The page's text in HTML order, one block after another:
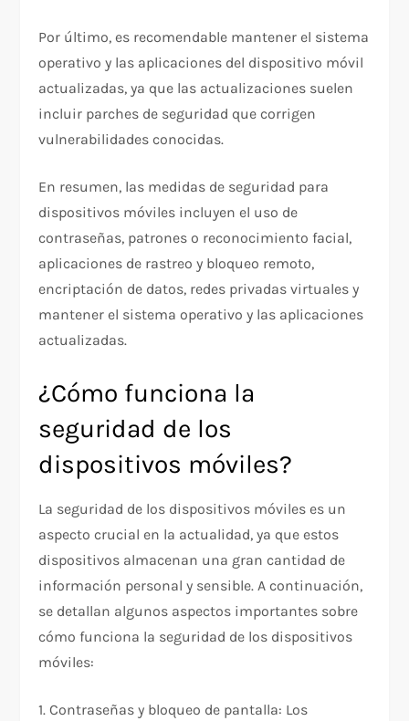
Por último, es recomendable mantener el sistema
operativo y las aplicaciones del dispositivo móvil
actualizadas, ya que las actualizaciones suelen
incluir parches de seguridad que corrigen
vulnerabilidades conocidas.
En resumen, las medidas de seguridad para
dispositivos móviles incluyen el uso de
contraseñas, patrones o reconocimiento facial,
aplicaciones de rastreo y bloqueo remoto,
encriptación de datos, redes privadas virtuales y
mantener el sistema operativo y las aplicaciones
actualizadas.
¿Cómo funciona la
seguridad de los
dispositivos móviles?
La seguridad de los dispositivos móviles es un
aspecto crucial en la actualidad, ya que estos
dispositivos almacenan una gran cantidad de
información personal y sensible. A continuación,
se detallan algunos aspectos importantes sobre
cómo funciona la seguridad de los dispositivos
móviles:
1. Contraseñas y bloqueo de pantalla: Los